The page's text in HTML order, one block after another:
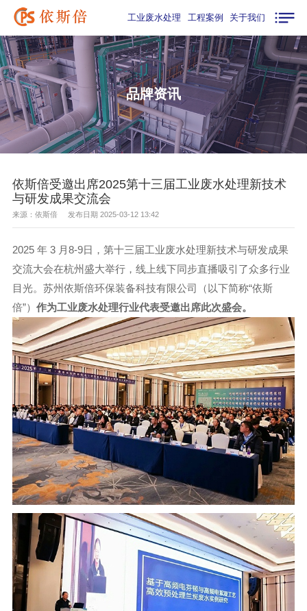
工业废水处理 工程案例 关于我们
品牌资讯
依斯倍受邀出席2025第十三届工业废水处理新技术
与研发成果交流会
来源：依斯倍 发布日期 2025-03-12 13:42
2025 年 3 月8-9日，第十三届工业废水处理新技术与研发成果
交流大会在杭州盛大举行，线上线下同步直播吸引了众多行业
目光。苏州依斯倍环保装备科技有限公司（以下简称“依斯
倍”） 作为工业废水处理行业代表受邀出席此次盛会。